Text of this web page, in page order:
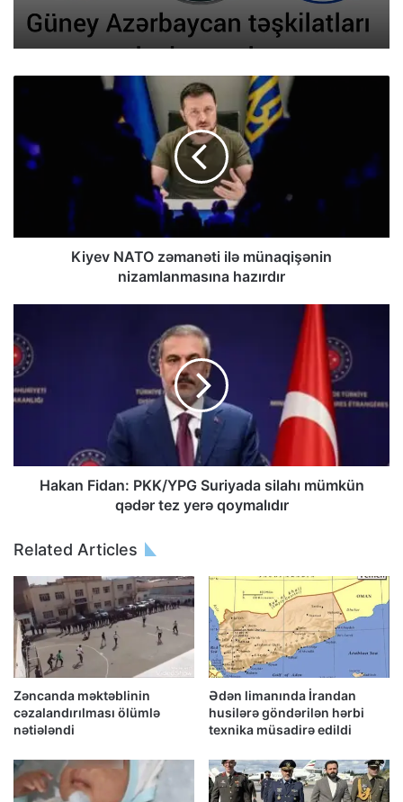
Kiyev NATO zəmanəti ilə münaqişənin
nizamlanmasına hazırdır
Hakan Fidan: PKK/YPG Suriyada silahı mümkün
qədər tez yerə qoymalıdır
Related Articles
Zəncanda məktəblinin
cəzalandırılması ölümlə
nətiələndi
Ədən limanında İrandan
husilərə göndərilən hərbi
texnika müsadirə edildi